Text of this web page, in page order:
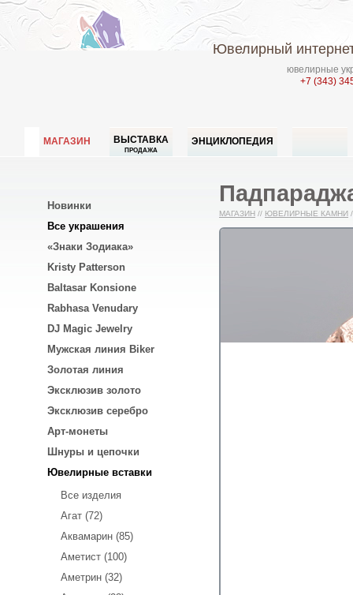
Ювелирный
ювелирные
+7 (343)
МАГАЗИН ВЫСТАВКА
ПРОДАЖА
ЭНЦИКЛОПЕДИЯ
Новинки
Все украшения
«Знаки Зодиака»
Kristy Patterson
Baltasar Konsione
Rabhasa Venudary
DJ Magic Jewelry
Мужская линия Biker
Золотая линия
Эксклюзив золото
Эксклюзив серебро
Арт-монеты
Шнуры и цепочки
Ювелирные вставки
Все изделия
Агат (72)
Аквамарин (85)
Аметист (100)
Аметрин (32)
МАГАЗИН // ЮВЕЛИРНЫЕ КАМНИ